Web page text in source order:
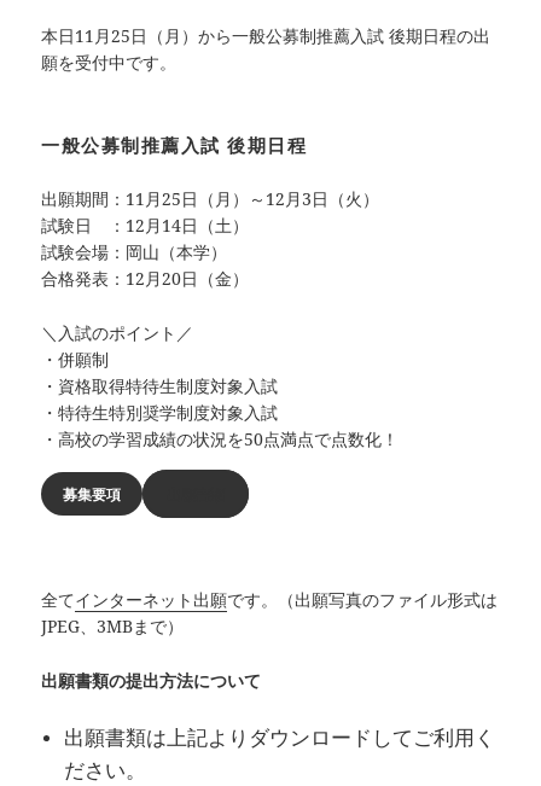
本日11月25日（月）から一般公募制推薦入試 後期日程の出
願を受付中です。
一般公募制推薦入試 後期日程
出願期間：11月25日（月）～12月3日（火）
試験日 ：12月14日（土）
試験会場：岡山（本学）
合格発表：12月20日（金）
＼入試のポイント／
・併願制
・資格取得特待生制度対象入試
・特待生特別奨学制度対象入試
・高校の学習成績の状況を50点満点で点数化！
募集要項
全てインターネット出願です。（出願写真のファイル形式は
JPEG、3MBまで）
出願書類の提出方法について
出願書類は上記よりダウンロードしてご利用く
ださい。